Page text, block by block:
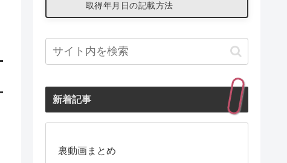
取得年月日の記載方法
き方
職務経歴欄での実績アピール
自己PR欄でのスキルアピール
Illustratorスキルを効果的にアピール
新着記事
裏動画まとめ